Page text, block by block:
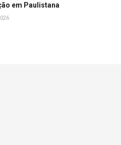
em Paulistana